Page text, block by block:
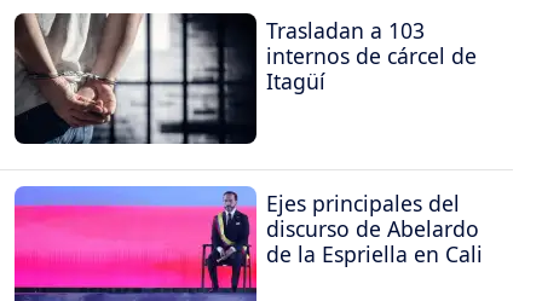
Trasladan a 103
internos de cárcel de
Itagüí
Ejes principales del
discurso de Abelardo
de la Espriella en Cali